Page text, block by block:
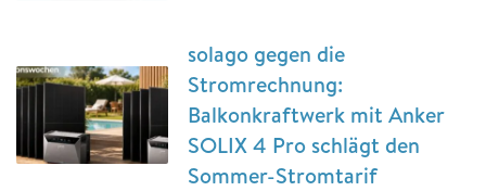
solago gegen die
Stromrechnung:
Balkonkraftwerk mit Anker
SOLIX 4 Pro schlägt den
Sommer-Stromtarif